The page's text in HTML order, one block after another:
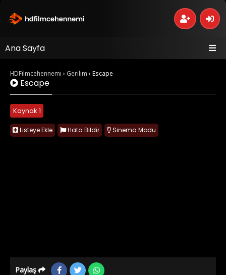
Ana Sayfa
HDFilmcehennemi › Gerilim › Escape
Escape
Kaynak 1
Listeye Ekle Hata Bildir Sinema Modu
Paylaş